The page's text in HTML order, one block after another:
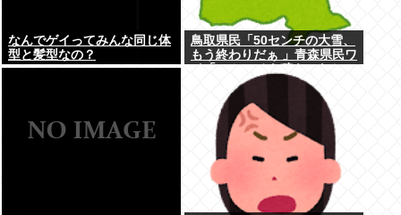
なんでゲイってみんな同じ体
型と髪型なの？
鳥取県民「50センチの大雪、
もう終わりだぁ 」青森県民ワ
イ「50センチも積もったか